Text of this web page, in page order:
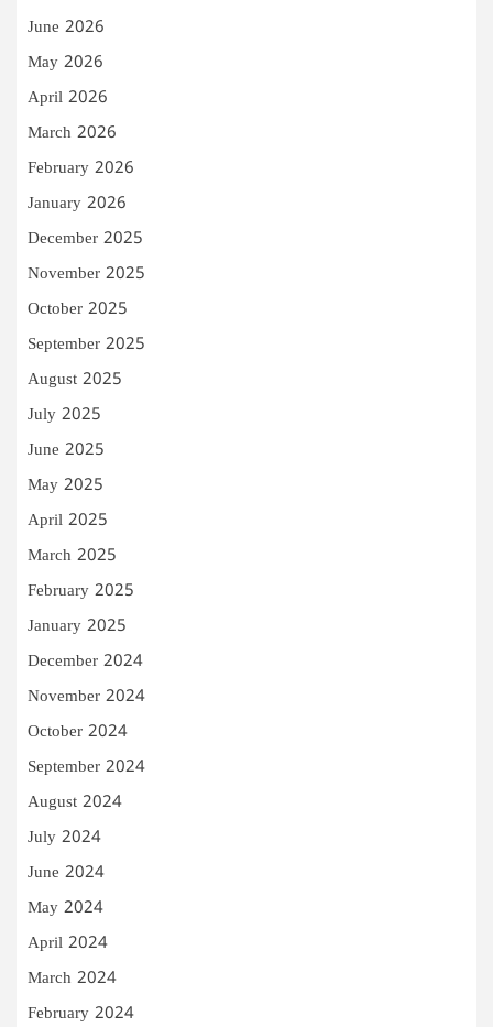
June 2026
May 2026
April 2026
March 2026
February 2026
January 2026
December 2025
November 2025
October 2025
September 2025
August 2025
July 2025
June 2025
May 2025
April 2025
March 2025
February 2025
January 2025
December 2024
November 2024
October 2024
September 2024
August 2024
July 2024
June 2024
May 2024
April 2024
March 2024
February 2024